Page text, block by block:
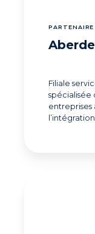
Filiale
spécialisée